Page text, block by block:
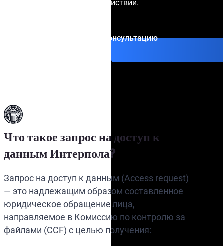
рисков и дальнейших действий.
Получить консультацию
Что такое запрос на доступ к
данным Интерпола?
Запрос на доступ к данным (Access request)
— это надлежащим образом составленное
юридическое обращение лица,
направляемое в Комиссию по контролю за
файлами (CCF) с целью получения: